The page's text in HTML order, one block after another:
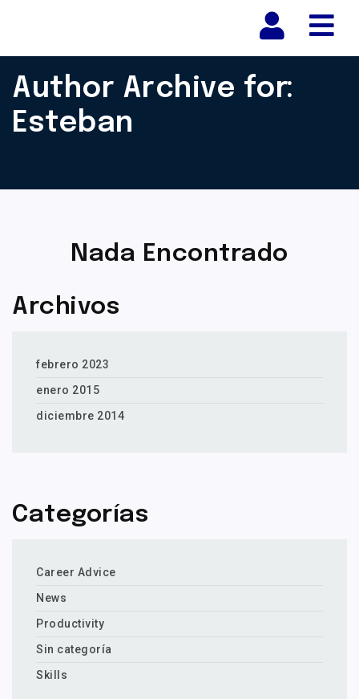
Author Archive for:
Esteban
Nada Encontrado
Archivos
febrero 2023
enero 2015
diciembre 2014
Categorías
Career Advice
News
Productivity
Sin categoría
Skills